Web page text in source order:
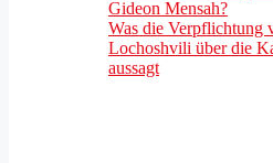
Gideon Mensah?
Was die Verpflichtung
Lochoshvili über die
aussagt